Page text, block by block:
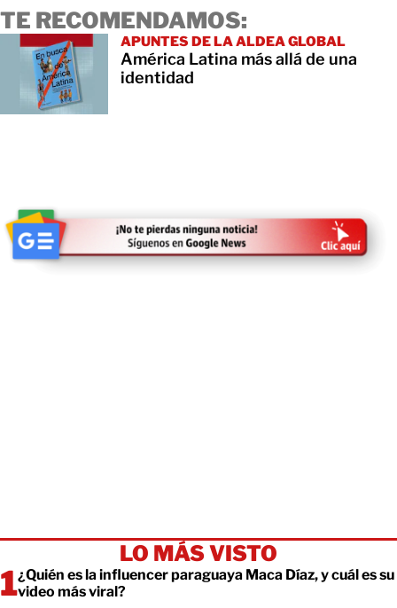
TE RECOMENDAMOS:
APUNTES DE LA ALDEA GLOBAL
América Latina más allá de una
identidad
LO MÁS VISTO
¿Quién es la influencer paraguaya Maca Díaz, y cuál es su
video más viral?